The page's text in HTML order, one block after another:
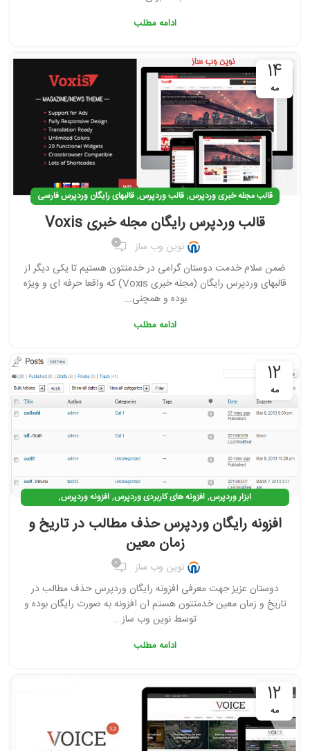
ادامه مطلب
14
مه
قالب مجله خبری وردپرس, قالب وردپرس, قالبهای رایگان وردپرس فارسی
قالب وردپرس رایگان مجله خبری Voxis
نوین وب ساز 0
ضمن سلام خدمت دوستان گرامی در خدمتتون هستیم تا یکی دیگر از
قالبهای وردپرس رایگان (مجله خبری Voxis) که واقعا حرفه ای و ویژه
بوده و همچنی...
ادامه مطلب
12
مه
ابزار وردپرس, افزونه های کاربردی وردپرس, افزونه وردپرس,
افزونه ی کاربردی وردپرس افزونه ی وردپرس رایگان
افزونه رایگان وردپرس حذف مطالب در تاریخ و
زمان معین
نوین وب ساز 0
دوستان عزیز جهت معرفی افزونه رایگان وردپرس حذف مطالب در
تاریخ و زمان معین خدمتتون هستم ان افزونه به صورت رایگان بوده و
توسط نوین وب ساز...
ادامه مطلب
12
مه